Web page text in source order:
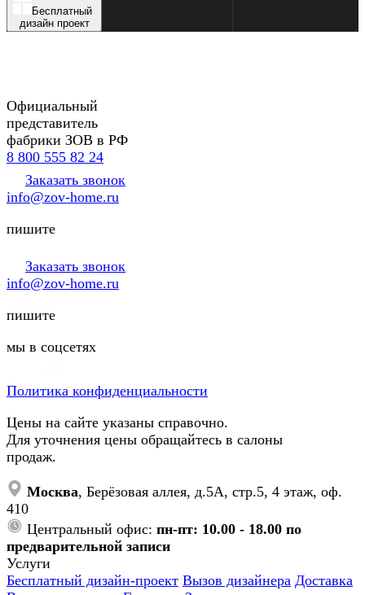
Бесплатный
дизайн проект
Официальный
представитель
фабрики ЗОВ в РФ
8 800 555 82 24
Заказать звонок
info@zov-home.ru
пишите
Заказать звонок
info@zov-home.ru
пишите
мы в соцсетях
Политика конфиденциальности
Цены на сайте указаны справочно.
Для уточнения цены обращайтесь в салоны
продаж.
Москва, Берёзовая аллея, д.5А, стр.5, 4 этаж, оф.
410
Центральный офис: пн-пт: 10.00 - 18.00 по
предварительной записи
Услуги
Бесплатный дизайн-проект Вызов дизайнера Доставка